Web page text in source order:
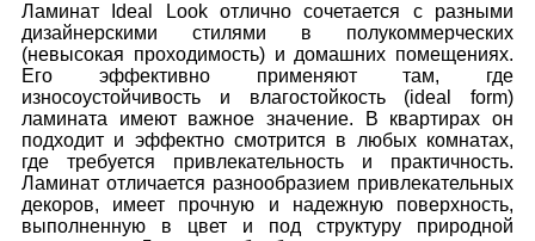
Ламинат Ideal Look отлично сочетается с разными
дизайнерскими стилями в полукоммерческих
(невысокая проходимость) и домашних помещениях.
Его эффективно применяют там, где
износоустойчивость и влагостойкость (ideal form)
ламината имеют важное значение. В квартирах он
подходит и эффектно смотрится в любых комнатах,
где требуется привлекательность и практичность.
Ламинат отличается разнообразием привлекательных
декоров, имеет прочную и надежную поверхность,
выполненную в цвет и под структуру природной